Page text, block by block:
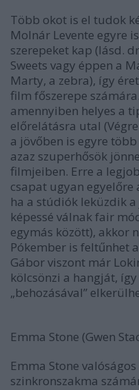
Több okot is el tudok
Molnár Levente egyre
szerepeket kap (lásd.
Sweets vagy éppen a
Marty, a zebra), így
film főszerepe
amennyiben helyes a
előrelátásra utal
a jövőben is egyre
azaz szuperhősök
filmjeiben. Erre a
csapat ugyan egyelőre
ha a stúdiók leküzdik
képessé válnak fair
egymás között), akkor
Pókember is feltűnhet
Gábor viszont már
kölcsönzi a hangját,
„behozásával”
Emma Stone (Gwen
Emma Stone
szinkronszakma